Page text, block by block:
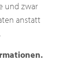
und zwar
anstatt